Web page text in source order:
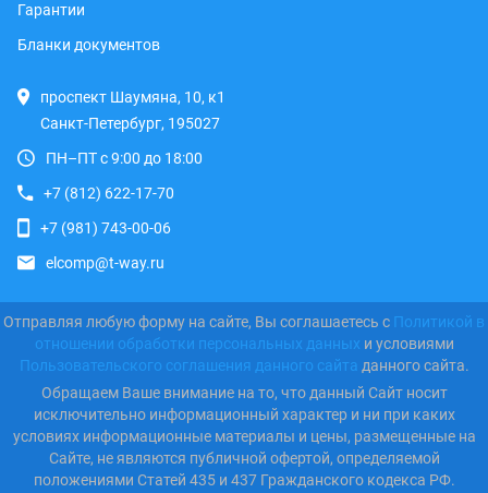
Гарантии
Бланки документов
проспект Шаумяна, 10, к1
Санкт-Петербург, 195027
ПН–ПТ с 9:00 до 18:00
+7 (812) 622-17-70
+7 (981) 743-00-06
elcomp@t-way.ru
Отправляя любую форму на сайте, Вы соглашаетесь с Политикой в
отношении обработки персональных данных и условиями
Пользовательского соглашения данного сайта данного сайта.
Обращаем Ваше внимание на то, что данный Сайт носит
исключительно информационный характер и ни при каких
условиях информационные материалы и цены, размещенные на
Сайте, не являются публичной офертой, определяемой
положениями Статей 435 и 437 Гражданского кодекса РФ.